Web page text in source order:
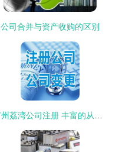
公司合并与资产收购的区别